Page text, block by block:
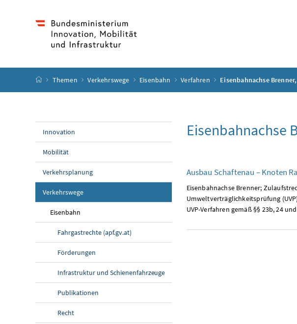
Startseite
Themen Verkehrswege Eisenbahn Verfahren Eisenbahnachse
Innovation
Mobilität
Verkehrsplanung
Verkehrswege
Eisenbahn
Fahrgastrechte (apf.gv.at)
Förderungen
Infrastruktur und Schienenfahrzeuge
Publikationen
Recht
Eisenbahnachse
Ausbau Schaftenau – Knoten
Eisenbahnachse Brenner;
Umweltverträglichkeitsprüfung
UVP-Verfahren gemäß §§ 23b, 24